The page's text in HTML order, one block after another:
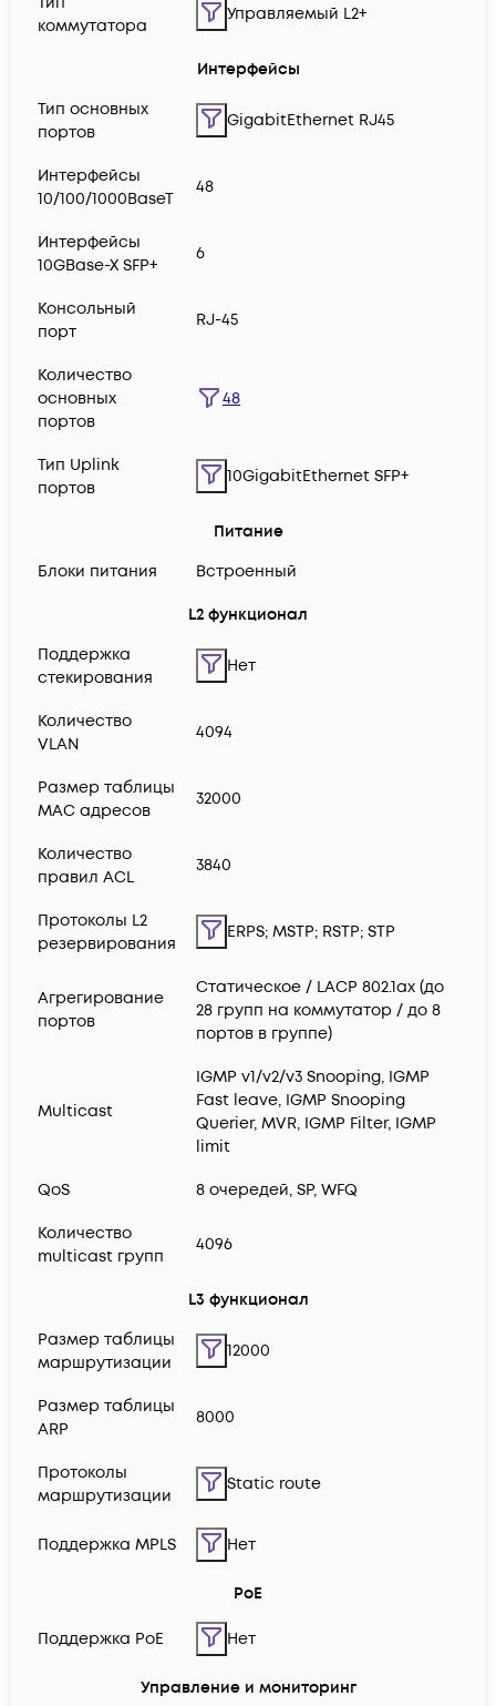
коммутатора
Управляемый L2+
Интерфейсы
Тип основных
портов
GigabitEthernet RJ45
Интерфейсы
10/100/1000BaseT
48
Интерфейсы
10GBase-X SFP+
6
Консольный
порт
RJ-45
Количество
основных
портов
48
Тип Uplink
портов
10GigabitEthernet SFP+
Питание
Блоки питания
Встроенный
L2 функционал
Поддержка
стекирования
Нет
Количество
VLAN
4094
Размер таблицы
MAC адресов
32000
Количество
правил ACL
3840
Протоколы L2
резервирования
ERPS; MSTP; RSTP; STP
Агрегирование
портов
Статическое / LACP 802.1ax (до
28 групп на коммутатор / до 8
портов в группе)
Multicast
IGMP v1/v2/v3 Snooping, IGMP
Fast leave, IGMP Snooping
Querier, MVR, IGMP Filter, IGMP
limit
QoS 8 очередей, SP, WFQ
Количество
multicast групп
4096
L3 функционал
Размер таблицы
маршрутизации
12000
Размер таблицы
ARP
8000
Протоколы
маршрутизации
Static route
Поддержка MPLS Нет
PoE
Поддержка PoE Нет
Управление и мониторинг